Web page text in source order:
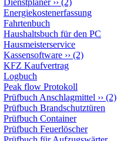
Dienstplaner›› (2)
Energiekostenerfassung
Fahrtenbuch
Haushaltsbuch für den PC
Hausmeisterservice
Kassensoftware ›› (2)
KFZ Kaufvertrag
Logbuch
Peak flow Protokoll
Prüfbuch Anschlagmittel ›› (2)
Prüfbuch Brandschutztüren
Prüfbuch Container
Prüfbuch Feuerlöscher